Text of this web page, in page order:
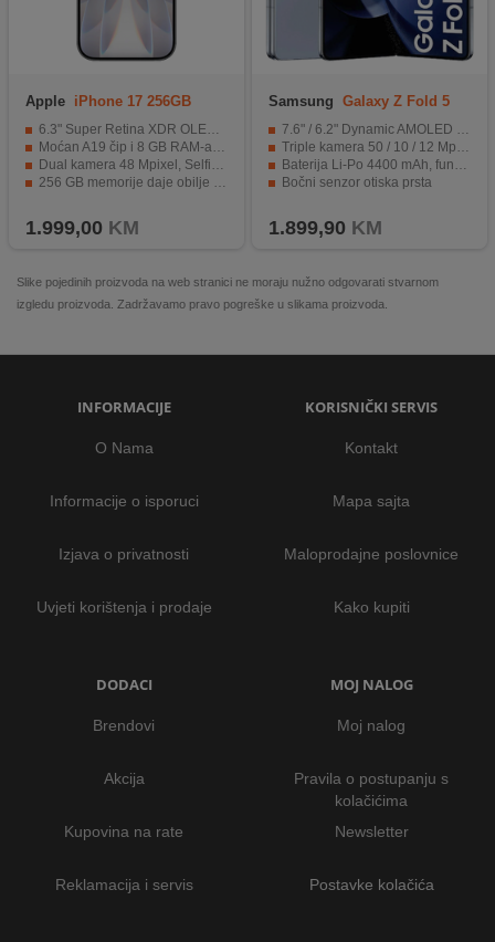
Apple
iPhone 17 256GB
6.3" Super Retina XDR OLED, 120Hz
Moćan A19 čip i 8 GB RAM-a za visoke performanse
Dual kamera 48 Mpixel, Selfie 12 Mpixel
256 GB memorije daje obilje prostora za aplikacije i sadržaje
1.999,00 KM
Samsung Galaxy Z Fold 5
7.6" / 6.2" Dynamic AMOLED 2X 120 Hz, HDR10+
Triple kamera 50 / 10 / 12 Mpixel, Selfie 10 / 4 Mpixel
Baterija Li-Po 4400 mAh, funkcija brzo punjenje 25 W
Bočni senzor otiska prsta
1.899,90 KM
Slike pojedinih proizvoda na web stranici ne moraju nužno odgovarati stvarnom
izgledu proizvoda. Zadržavamo pravo pogreške u slikama proizvoda.
INFORMACIJE
O Nama
Informacije o isporuci
Izjava o privatnosti
Uvjeti korištenja i prodaje
KORISNIČKI SERVIS
Kontakt
Mapa sajta
Maloprodajne poslovnice
Kako kupiti
DODACI
Brendovi
Akcija
Kupovina na rate
Reklamacija i servis
MOJ NALOG
Moj nalog
Pravila o postupanju s
kolačićima
Newsletter
Postavke kolačića